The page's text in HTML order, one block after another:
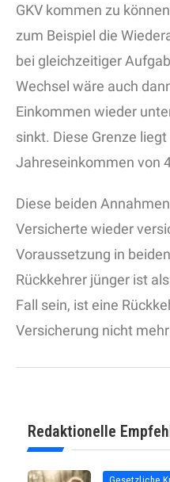
GKV kommen zu
zum Beispiel die
bei gleichzeitiger
Wechsel wäre auch
Einkommen wieder
sinkt. Diese Grenze
Jahreseinkommen von
Diese beiden
Versicherte wieder
Voraussetzung in
Rückkehrer jünger ist
Fall sein, ist eine
Versicherung nicht
Redaktionelle